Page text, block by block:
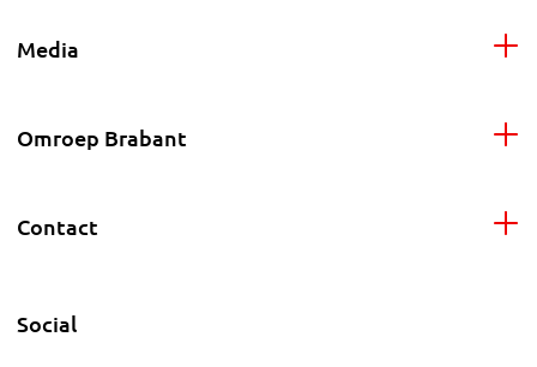
Media
Omroep Brabant
Contact
Social